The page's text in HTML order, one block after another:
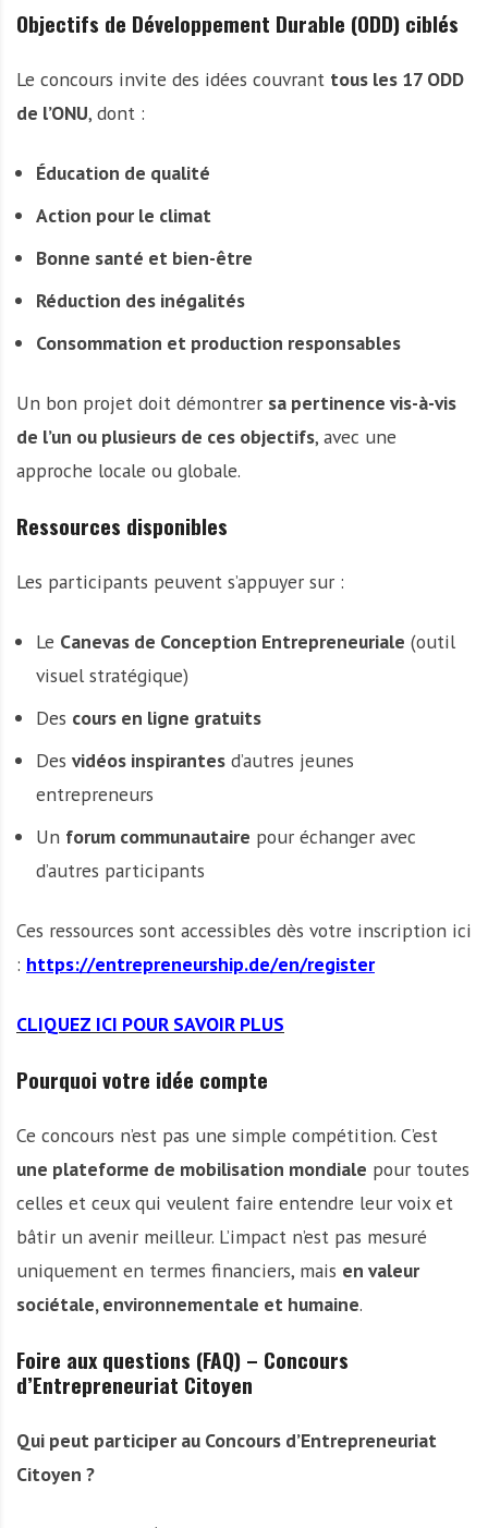
Objectifs de Développement Durable (ODD) ciblés
Le concours invite des idées couvrant tous les 17 ODD
de l’ONU, dont :
Éducation de qualité
Action pour le climat
Bonne santé et bien-être
Réduction des inégalités
Consommation et production responsables
Un bon projet doit démontrer sa pertinence vis-à-vis
de l’un ou plusieurs de ces objectifs, avec une
approche locale ou globale.
Ressources disponibles
Les participants peuvent s’appuyer sur :
Le Canevas de Conception Entrepreneuriale (outil
visuel stratégique)
Des cours en ligne gratuits
Des vidéos inspirantesd’autres jeunes
entrepreneurs
Un forum communautaire pour échanger avec
d’autres participants
Ces ressources sont accessibles dès votre inscription ici
: https://entrepreneurship.de/en/register
CLIQUEZ ICI POUR SAVOIR PLUS
Pourquoi votre idée compte
Ce concours n’est pas une simple compétition. C’est
une plateforme de mobilisation mondiale pour toutes
celles et ceux qui veulent faire entendre leur voix et
bâtir un avenir meilleur. L’impact n’est pas mesuré
uniquement en termes financiers, mais en valeur
sociétale, environnementale et humaine.
Foire aux questions (FAQ) – Concours
d’Entrepreneuriat Citoyen
Qui peut participer au Concours d’Entrepreneuriat
Citoyen ?